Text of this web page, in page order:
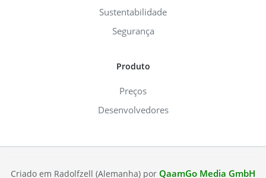
Sustentabilidade
Segurança
Produto
Preços
Desenvolvedores
Criado em Radolfzell (Alemanha) por QaamGo Media GmbH